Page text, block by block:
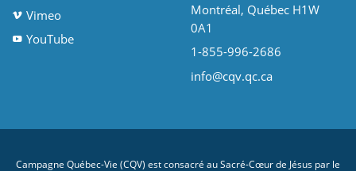
Vimeo
YouTube
Montréal, Québec H1W
0A1
1-855-996-2686
info@cqv.qc.ca
Campagne Québec-Vie (CQV) est consacré au Sacré-Cœur de Jésus par le